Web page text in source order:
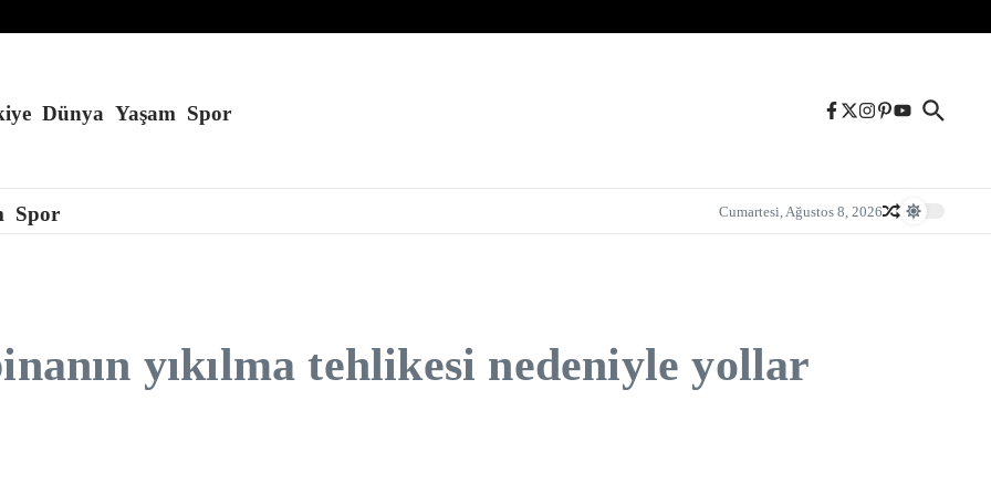
Dünya Yaşam Spor
Spor Cumartesi, Ağustos 8, 2026
yıkılma tehlikesi nedeniyle yollar